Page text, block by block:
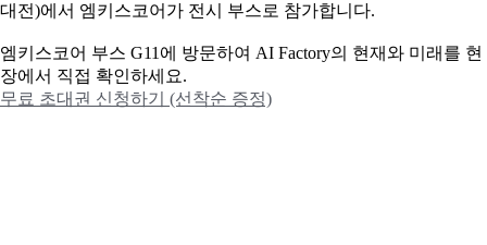
대전)에서 엠키스코어가 전시 부스로 참가합니다.
엠키스코어 부스 G11에 방문하여 AI Factory의 현재와 미래를 현
장에서 직접 확인하세요.
무료 초대권 신청하기 (선착순 증정)